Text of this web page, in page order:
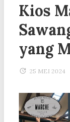
Kios
yang
25 MEI 2024